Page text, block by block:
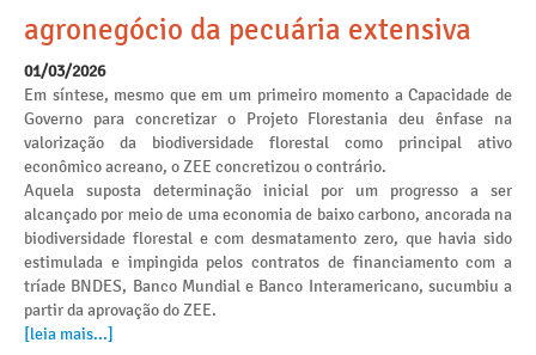
agronegócio da pecuária extensiva
01/03/2026
Em síntese, mesmo que em um primeiro momento a Capacidade de
Governo para concretizar o Projeto Florestania deu ênfase na
valorização da biodiversidade florestal como principal ativo
econômico acreano, o ZEE concretizou o contrário.
Aquela suposta determinação inicial por um progresso a ser
alcançado por meio de uma economia de baixo carbono, ancorada na
biodiversidade florestal e com desmatamento zero, que havia sido
estimulada e impingida pelos contratos de financiamento com a
tríade BNDES, Banco Mundial e Banco Interamericano, sucumbiu a
partir da aprovação do ZEE.
[leia mais...]